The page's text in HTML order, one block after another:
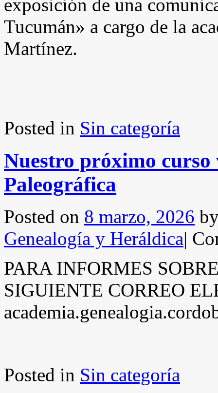
exposición de una
Tucumán» a cargo de la
Martínez.
Posted in Sin categoría
Nuestro próximo
Paleográfica
Posted on 8 marzo, 2026
Genealogía y Heráldica|
PARA INFORMES
SIGUIENTE CORREO
Posted in Sin categoría